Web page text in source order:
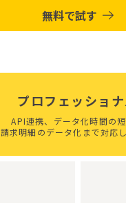
無料で試す
プロフェッショ
API連携、データ化時間の短
請求明細のデータ化まで対応